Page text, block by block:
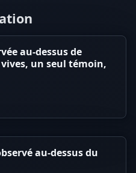
au-dessus de
un seul témoin,
au-dessus du